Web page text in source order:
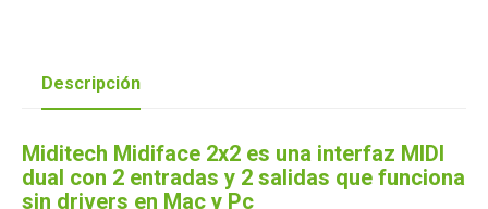
Descripción
Miditech Midiface 2x2 es una interfaz MIDI
dual con 2 entradas y 2 salidas que funciona
sin drivers en Mac y Pc